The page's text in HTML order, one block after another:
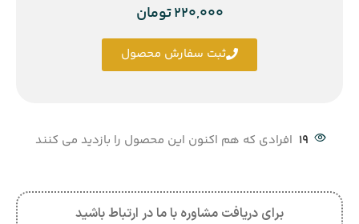
19 افرادی که هم اکنون این محصول را بازدید می کنند
برای دریافت مشاوره با ما در ارتباط باشید
220,000تومان
ثبت سفارش محصول